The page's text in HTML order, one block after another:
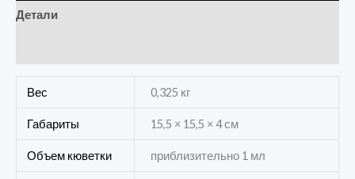
Детали
Вес 0,325 кг
Габариты 15,5 × 15,5 × 4 см
Объем кюветки приблизительно 1 мл